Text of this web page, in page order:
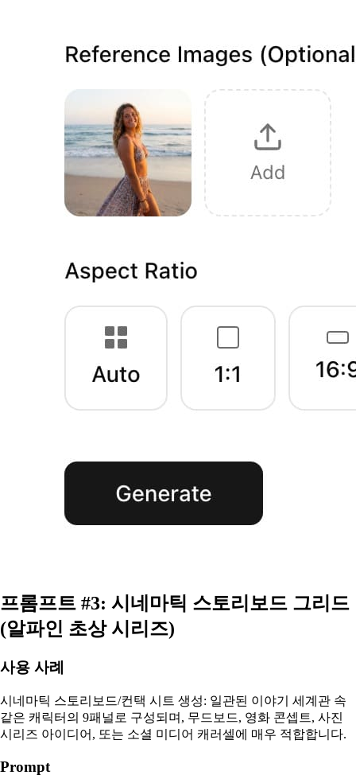
프롬프트 #3: 시네마틱 스토리보드 그리드
(알파인 초상 시리즈)
사용 사례
시네마틱 스토리보드/컨택 시트 생성: 일관된 이야기 세계관 속
같은 캐릭터의 9패널로 구성되며, 무드보드, 영화 콘셉트, 사진
시리즈 아이디어, 또는 소셜 미디어 캐러셀에 매우 적합합니다.
Prompt